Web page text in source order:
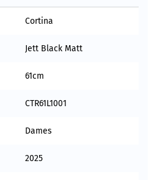
Cortina
Jett Black Matt
61cm
CTR61L1001
Dames
2025